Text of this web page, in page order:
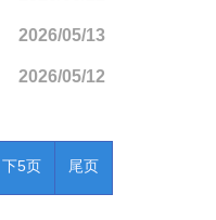
2026/05/13
2026/05/12
下5页 尾页